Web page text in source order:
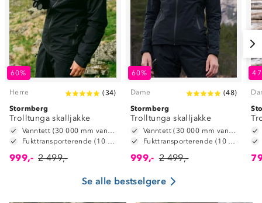
60%
Herre (34)
Stormberg
Trolltunga skalljakke
Vanntett (30 000 mm vannsøyle)
Fukttransporterende (10 000 g/m2/24t)
999,- 2 499,-
60%
Dame (48)
Stormberg
Trolltunga skalljakke
Vanntett (30 000 mm vannsøyle)
Fukttransporterende (10 000 g/m2/24t)
999,- 2 499,-
Se alle bestselgere